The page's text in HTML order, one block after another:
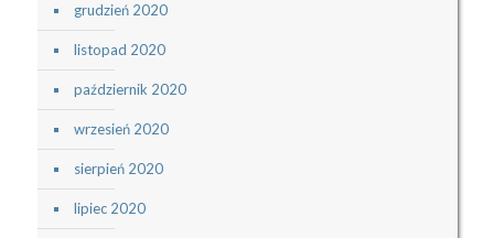
grudzień 2020
listopad 2020
październik 2020
wrzesień 2020
sierpień 2020
lipiec 2020